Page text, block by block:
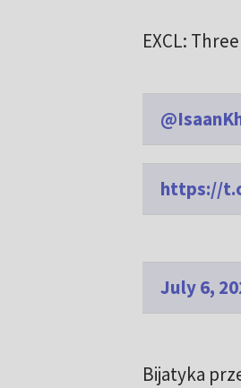
EXCL:
https://
July 6,
Bijatyka